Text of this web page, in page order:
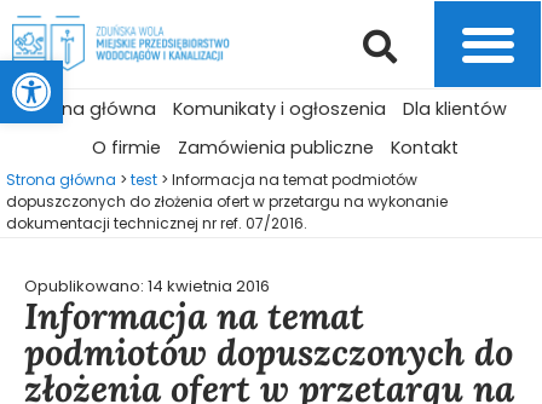
Otwórz pasek narzędzi
Strona główna Komunikaty i ogłoszenia
Dla klientów
O firmie
Zamówienia publiczne Kontakt
Strona główna > test > Informacja na temat podmiotów
dopuszczonych do złożenia ofert w przetargu na wykonanie
dokumentacji technicznej nr ref. 07/2016.
Opublikowano: 14 kwietnia 2016
Informacja na temat
podmiotów dopuszczonych do
złożenia ofert w przetargu na